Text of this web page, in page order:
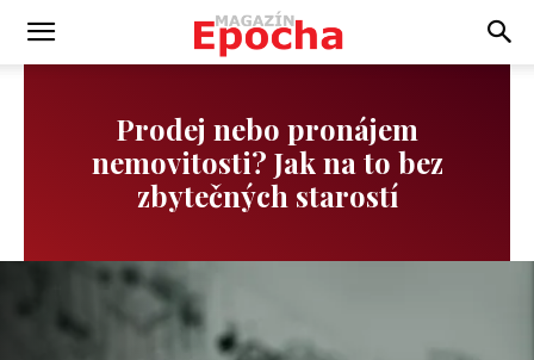
Prodej nebo pronájem
nemovitosti? Jak na to bez
zbytečných starostí